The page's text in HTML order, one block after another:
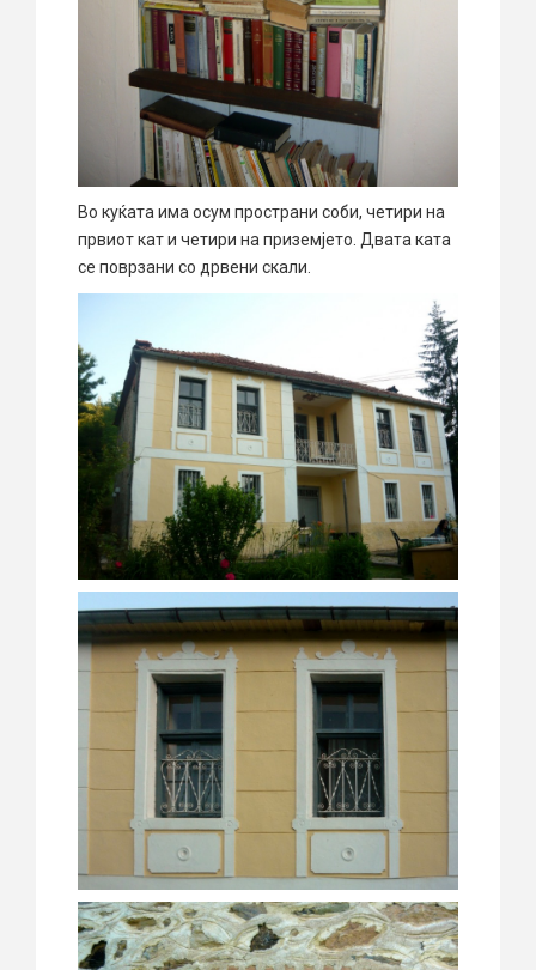
Во куќата има осум пространи соби, четири на
првиот кат и четири на приземјето. Двата ката
се поврзани со дрвени скали.